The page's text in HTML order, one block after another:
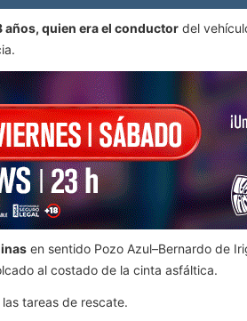
años, quien era el conductor del
en sentido Pozo Azul–Bernardo de
al costado de la cinta asfáltica.
tareas de rescate.